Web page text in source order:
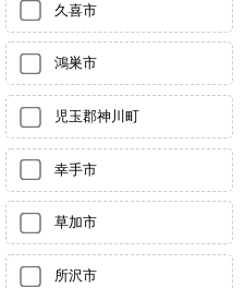
久喜市
鴻巣市
児玉郡神川町
幸手市
草加市
所沢市